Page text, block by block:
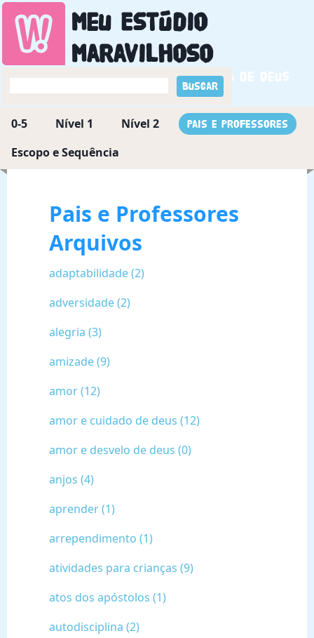
Meu Estúdio
Maravilhoso
Descobrindo a maravilha de Deus
0-5 Nível 1 Nível 2 Pais e Professores
Escopo e Sequência
Pais e Professores
Arquivos
adaptabilidade (2)
adversidade (2)
alegria (3)
amizade (9)
amor (12)
amor e cuidado de deus (12)
amor e desvelo de deus (0)
anjos (4)
aprender (1)
arrependimento (1)
atividades para crianças (9)
atos dos apóstolos (1)
autodisciplina (2)